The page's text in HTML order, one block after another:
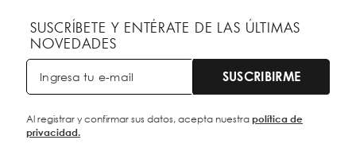
SUSCRÍBETE Y ENTÉRATE DE LAS ÚLTIMAS
NOVEDADES
SUSCRIBIRME
Al registrar y confirmar sus datos, acepta nuestrapolítica de
privacidad.